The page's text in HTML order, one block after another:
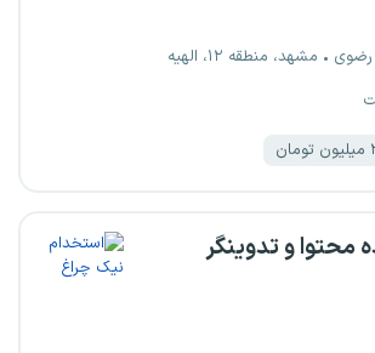
رضوی
مشهد، منطقه ۱۲، الهیه
محتوا و تدوینگر